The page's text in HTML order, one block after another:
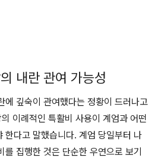
내란 관여 가능성
에 깊숙이 관여했다는 정황이 드러나고
이례적인 특활비 사용이 계엄과 어떤
한다고 말했습니다. 계엄 당일부터 나
집행한 것은 단순한 우연으로 보기